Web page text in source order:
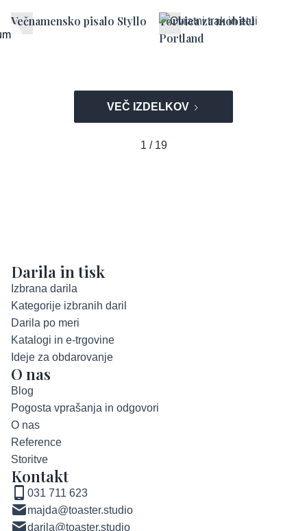
Večnamensko pisalo Styllo
Torbica za mobitel
Portland
VEČ IZDELKOV
1 / 19
Darila in tisk
Izbrana darila
Kategorije izbranih daril
Darila po meri
Katalogi in e-trgovine
Ideje za obdarovanje
O nas
Blog
Pogosta vprašanja in odgovori
O nas
Reference
Storitve
Kontakt
031 711 623
majda@toaster.studio
darila@toaster.studio